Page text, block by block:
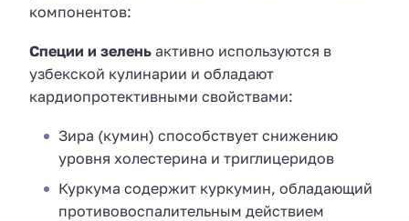
компонентов:
Специи и зелень активно используются в
узбекской кулинарии и обладают
кардиопротективными свойствами:
Зира (кумин) способствует снижению
уровня холестерина и триглицеридов
Куркума содержит куркумин, обладающий
противовоспалительным действием